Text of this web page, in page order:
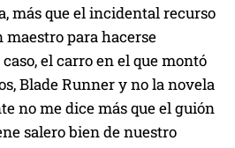
más que el incidental recurso
maestro para hacerse
el carro en el que montó
Blade Runner y no la novela
no me dice más que el guión
salero bien de nuestro